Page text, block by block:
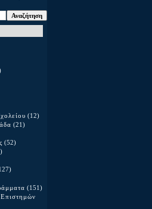
(12)
(21)
(52)
(151)